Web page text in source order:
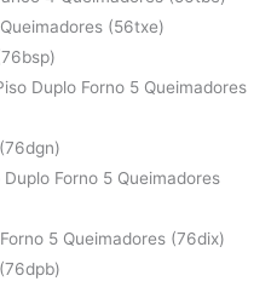
(56txe)
Duplo Forno 5 Queimadores
Forno 5 Queimadores
5 Queimadores (76dix)